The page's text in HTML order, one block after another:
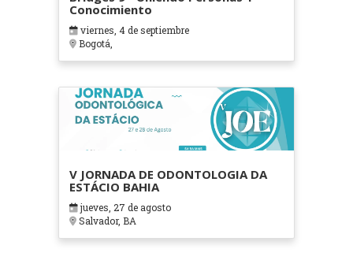
Conocimiento
viernes, 4 de septiembre
Bogotá,
V JORNADA DE ODONTOLOGIA DA
ESTÁCIO BAHIA
jueves, 27 de agosto
Salvador, BA